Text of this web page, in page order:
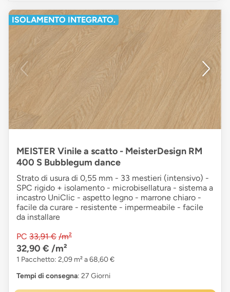
ISOLAMENTO INTEGRATO.
MEISTER Vinile a scatto - MeisterDesign RM
400 S Bubblegum dance
Strato di usura di 0,55 mm - 33 mestieri (intensivo) -
SPC rigido + isolamento - microbisellatura - sistema a
incastro UniClic - aspetto legno - marrone chiaro -
facile da curare - resistente - impermeabile - facile
da installare
PC 33,91 € /m²
32,90 € /m²
1 Pacchetto: 2,09 m² a 68,60 €
Tempi di consegna: 27 Giorni